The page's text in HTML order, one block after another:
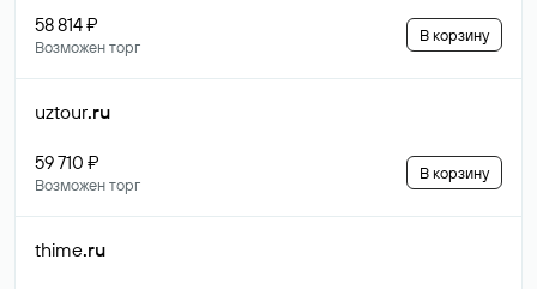
58 814 ₽
Возможен торг
В корзину
uztour.ru
59 710 ₽
Возможен торг
В корзину
thime.ru